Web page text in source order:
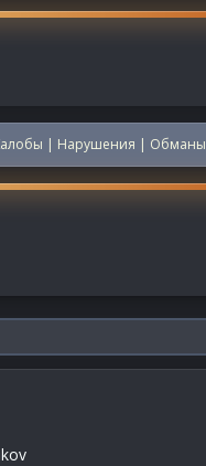
| Нарушения | Обманы